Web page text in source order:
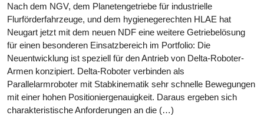
Nach dem NGV, dem Planetengetriebe für industrielle
Flurförderfahrzeuge, und dem hygienegerechten HLAE hat
Neugart jetzt mit dem neuen NDF eine weitere Getriebelösung
für einen besonderen Einsatzbereich im Portfolio: Die
Neuentwicklung ist speziell für den Antrieb von Delta-Roboter-
Armen konzipiert. Delta-Roboter verbinden als
Parallelarmroboter mit Stabkinematik sehr schnelle Bewegungen
mit einer hohen Positioniergenauigkeit. Daraus ergeben sich
charakteristische Anforderungen an die (…)